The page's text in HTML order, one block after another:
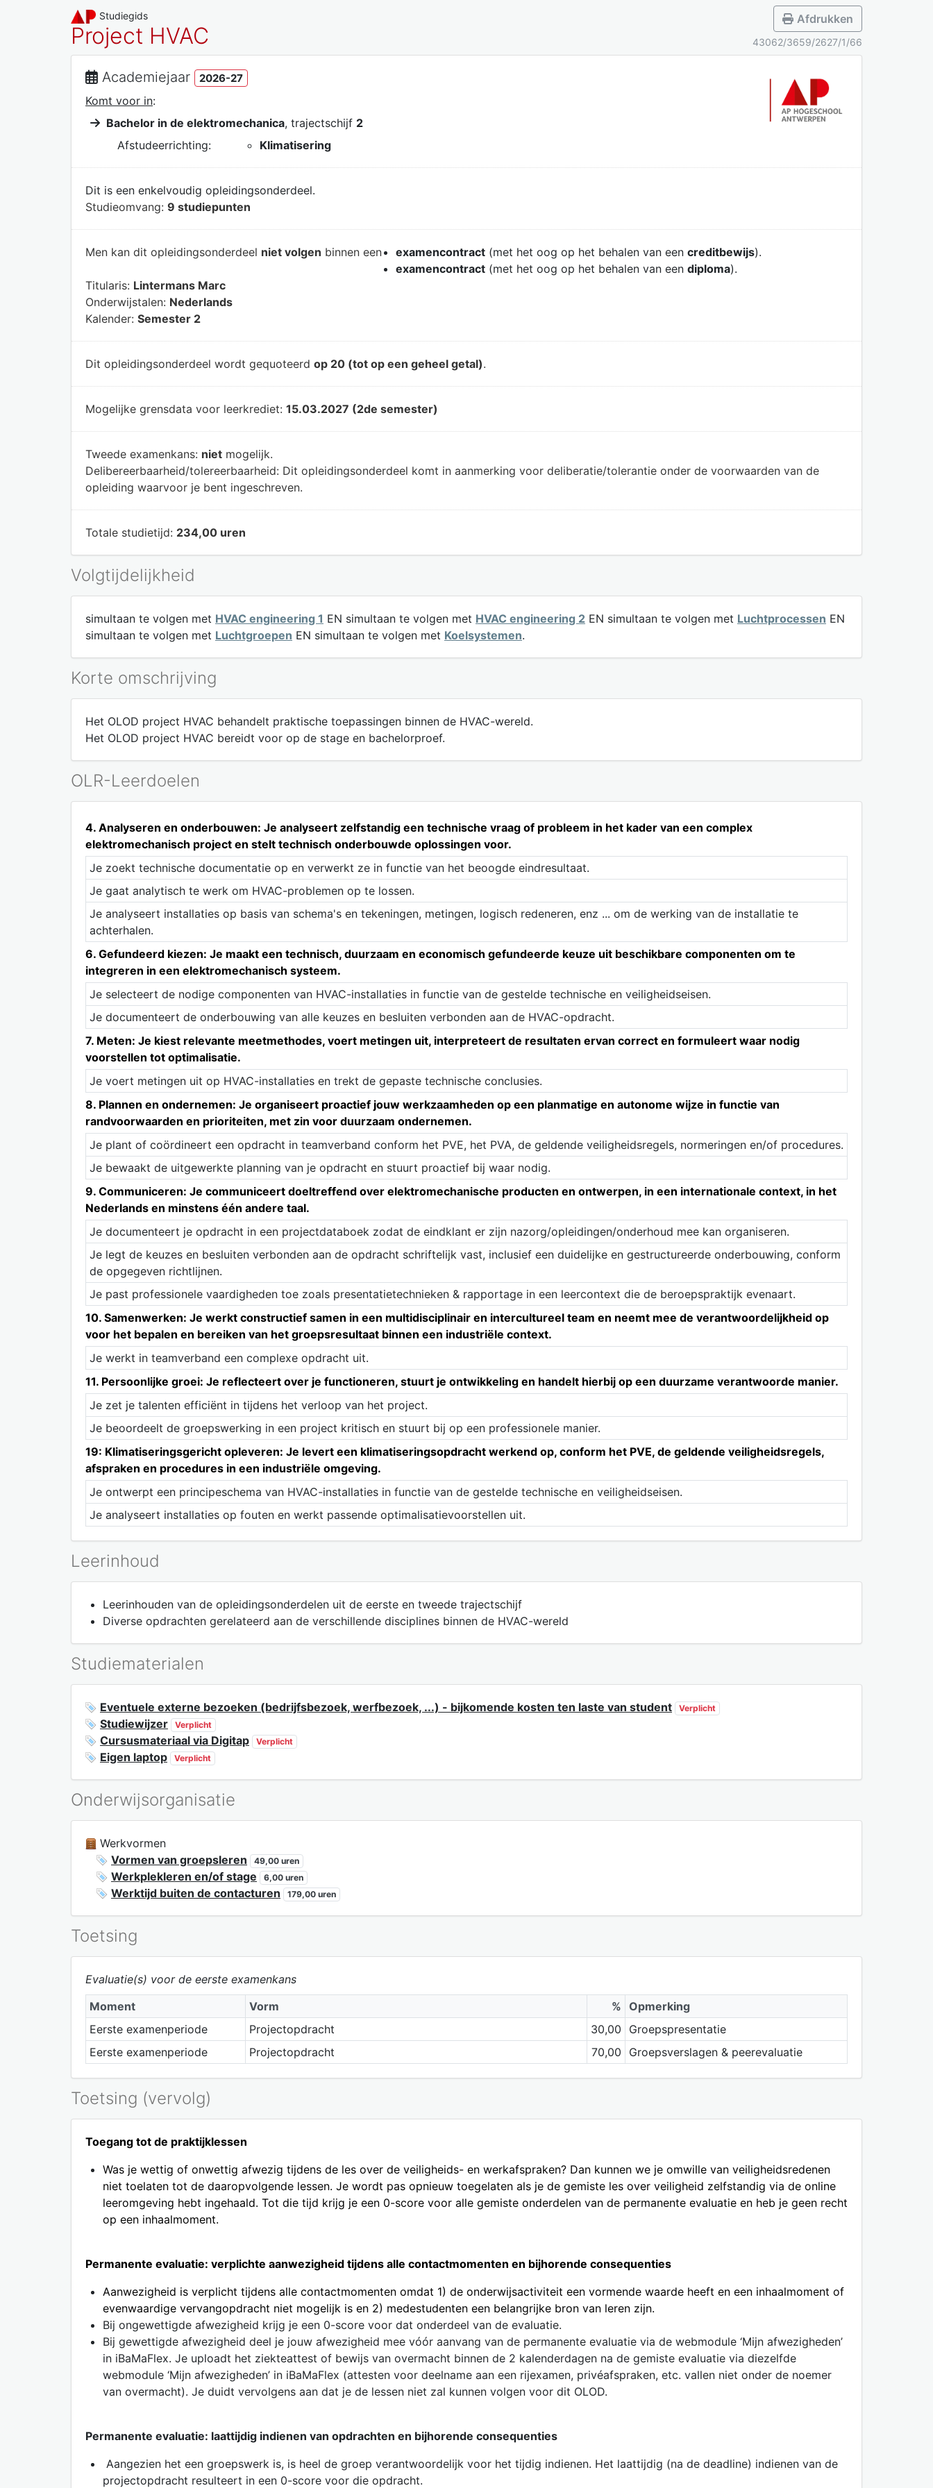
Studiegids
Project HVAC
Afdrukken
43062/3659/2627/1/66
Academiejaar 2026-27
Komt voor in:
Bachelor in de elektromechanica, trajectschijf 2
Afstudeerrichting:
Klimatisering
Dit is een enkelvoudig opleidingsonderdeel.
Studieomvang: 9 studiepunten
Men kan dit opleidingsonderdeel niet volgen binnen een examencontract (met het oog op het behalen van een creditbewijs).
examencontract (met het oog op het behalen van een diploma).
Titularis: Lintermans Marc
Onderwijstalen: Nederlands
Kalender: Semester 2
Dit opleidingsonderdeel wordt gequoteerd op 20 (tot op een geheel getal).
Mogelijke grensdata voor leerkrediet: 15.03.2027 (2de semester)
Tweede examenkans: niet mogelijk.
Delibereerbaarheid/tolereerbaarheid: Dit opleidingsonderdeel komt in aanmerking voor deliberatie/tolerantie onder de voorwaarden van de
opleiding waarvoor je bent ingeschreven.
Totale studietijd: 234,00 uren
Volgtijdelijkheid
simultaan te volgen met HVAC engineering 1 EN simultaan te volgen met HVAC engineering 2 EN simultaan te volgen met Luchtprocessen EN
simultaan te volgen met Luchtgroepen EN simultaan te volgen met Koelsystemen.
Korte omschrijving
Het OLOD project HVAC behandelt praktische toepassingen binnen de HVAC-wereld.
Het OLOD project HVAC bereidt voor op de stage en bachelorproef.
OLR-Leerdoelen
4. Analyseren en onderbouwen: Je analyseert zelfstandig een technische vraag of probleem in het kader van een complex
elektromechanisch project en stelt technisch onderbouwde oplossingen voor.
Je zoekt technische documentatie op en verwerkt ze in functie van het beoogde eindresultaat.
Je gaat analytisch te werk om HVAC-problemen op te lossen.
Je analyseert installaties op basis van schema's en tekeningen, metingen, logisch redeneren, enz ... om de werking van de installatie te
achterhalen.
6. Gefundeerd kiezen: Je maakt een technisch, duurzaam en economisch gefundeerde keuze uit beschikbare componenten om te
integreren in een elektromechanisch systeem.
Je selecteert de nodige componenten van HVAC-installaties in functie van de gestelde technische en veiligheidseisen.
Je documenteert de onderbouwing van alle keuzes en besluiten verbonden aan de HVAC-opdracht.
7. Meten: Je kiest relevante meetmethodes, voert metingen uit, interpreteert de resultaten ervan correct en formuleert waar nodig
voorstellen tot optimalisatie.
Je voert metingen uit op HVAC-installaties en trekt de gepaste technische conclusies.
8. Plannen en ondernemen: Je organiseert proactief jouw werkzaamheden op een planmatige en autonome wijze in functie van
randvoorwaarden en prioriteiten, met zin voor duurzaam ondernemen.
Je plant of coördineert een opdracht in teamverband conform het PVE, het PVA, de geldende veiligheidsregels, normeringen en/of procedures.
Je bewaakt de uitgewerkte planning van je opdracht en stuurt proactief bij waar nodig.
9. Communiceren: Je communiceert doeltreffend over elektromechanische producten en ontwerpen, in een internationale context, in het
Nederlands en minstens één andere taal.
Je documenteert je opdracht in een projectdataboek zodat de eindklant er zijn nazorg/opleidingen/onderhoud mee kan organiseren.
Je legt de keuzes en besluiten verbonden aan de opdracht schriftelijk vast, inclusief een duidelijke en gestructureerde onderbouwing, conform
de opgegeven richtlijnen.
Je past professionele vaardigheden toe zoals presentatietechnieken & rapportage in een leercontext die de beroepspraktijk evenaart.
10. Samenwerken: Je werkt constructief samen in een multidisciplinair en intercultureel team en neemt mee de verantwoordelijkheid op
voor het bepalen en bereiken van het groepsresultaat binnen een industriële context.
Je werkt in teamverband een complexe opdracht uit.
11. Persoonlijke groei: Je reflecteert over je functioneren, stuurt je ontwikkeling en handelt hierbij op een duurzame verantwoorde manier.
Je zet je talenten efficiënt in tijdens het verloop van het project.
Je beoordeelt de groepswerking in een project kritisch en stuurt bij op een professionele manier.
19: Klimatiseringsgericht opleveren: Je levert een klimatiseringsopdracht werkend op, conform het PVE, de geldende veiligheidsregels,
afspraken en procedures in een industriële omgeving.
Je ontwerpt een principeschema van HVAC-installaties in functie van de gestelde technische en veiligheidseisen.
Je analyseert installaties op fouten en werkt passende optimalisatievoorstellen uit.
Leerinhoud
Leerinhouden van de opleidingsonderdelen uit de eerste en tweede trajectschijf
Diverse opdrachten gerelateerd aan de verschillende disciplines binnen de HVAC-wereld
Studiematerialen
Eventuele externe bezoeken (bedrijfsbezoek, werfbezoek, ...) - bijkomende kosten ten laste van student Verplicht
Studiewijzer Verplicht
Cursusmateriaal via Digitap Verplicht
Eigen laptop Verplicht
Onderwijsorganisatie
Werkvormen
Vormen van groepsleren
49,00 uren
Werkplekleren en/of stage 6,00 uren
Werktijd buiten de contacturen 179,00 uren
Toetsing
Evaluatie(s) voor de eerste examenkans
Moment
Vorm % Opmerking
Eerste examenperiode
Projectopdracht 30,00
Groepspresentatie
Eerste examenperiode
Projectopdracht 70,00 Groepsverslagen & peerevaluatie
Toetsing (vervolg)
Toegang tot de praktijklessen
Was je wettig of onwettig afwezig tijdens de les over de veiligheids- en werkafspraken? Dan kunnen we je omwille van veiligheidsredenen
niet toelaten tot de daaropvolgende lessen. Je wordt pas opnieuw toegelaten als je de gemiste les over veiligheid zelfstandig via de online
leeromgeving hebt ingehaald. Tot die tijd krijg je een 0-score voor alle gemiste onderdelen van de permanente evaluatie en heb je geen recht
op een inhaalmoment.
Permanente evaluatie: verplichte aanwezigheid tijdens alle contactmomenten en bijhorende consequenties
Aanwezigheid is verplicht tijdens alle contactmomenten omdat 1) de onderwijsactiviteit een vormende waarde heeft en een inhaalmoment of
evenwaardige vervangopdracht niet mogelijk is en 2) medestudenten een belangrijke bron van leren zijn.
Bij ongewettigde afwezigheid krijg je een 0-score voor dat onderdeel van de evaluatie.
Bij gewettigde afwezigheid deel je jouw afwezigheid mee vóór aanvang van de permanente evaluatie via de webmodule ‘Mijn afwezigheden’
in iBaMaFlex. Je uploadt het ziekteattest of bewijs van overmacht binnen de 2 kalenderdagen na de gemiste evaluatie via diezelfde
webmodule ‘Mijn afwezigheden’ in iBaMaFlex (attesten voor deelname aan een rijexamen, privéafspraken, etc. vallen niet onder de noemer
van overmacht). Je duidt vervolgens aan dat je de lessen niet zal kunnen volgen voor dit OLOD.
Permanente evaluatie: laattijdig indienen van opdrachten en bijhorende consequenties
Aangezien het een groepswerk is, is heel de groep verantwoordelijk voor het tijdig indienen. Het laattijdig (na de deadline) indienen van de
projectopdracht resulteert in een 0-score voor die opdracht.